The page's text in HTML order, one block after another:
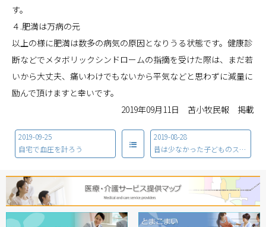
す。
４.肥満は万病の元
以上の様に肥満は数多の病気の原因となりうる状態です。健康診
断などでメタボリックシンドロームの指摘を受けた際は、まだ若
いから大丈夫、痛いわけでもないから平気などと思わずに減量に
励んで頂けますと幸いです。
2019年09月11日 苫小牧民報 掲載
2019-09-25
自宅で血圧を計ろう
2019-08-28
昔は少なかった子どものストレス関連障害（その３）